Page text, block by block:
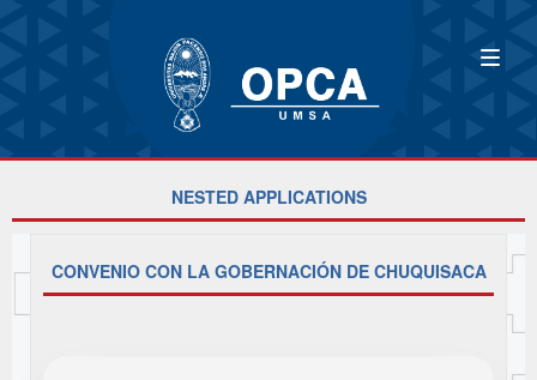
NESTED APPLICATIONS
CONVENIO CON LA GOBERNACIÓN DE CHUQUISACA